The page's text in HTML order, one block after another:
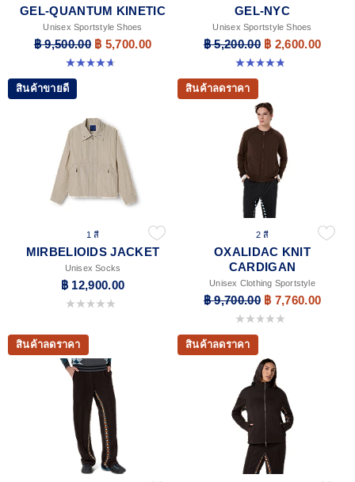
GEL-QUANTUM KINETIC
Unisex Sportstyle Shoes
฿ 9,500.00 ฿ 5,700.00
4.7 จาก 5 ดาว 276 รีวิว
GEL-NYC
Unisex Sportstyle Shoes
฿ 5,200.00 ฿ 2,600.00
4.8 จาก 5 ดาว 600 รีวิว
สินค้าขายดี
1 สี
MIRBELIOIDS JACKET
Unisex Socks
฿ 12,900.00
0.0 จาก 5 ดาว
สินค้าลดราคา
2 สี
OXALIDAC KNIT
CARDIGAN
Unisex Clothing Sportstyle
฿ 9,700.00 ฿ 7,760.00
0.0 จาก 5 ดาว
สินค้าลดราคา สินค้าลดราคา